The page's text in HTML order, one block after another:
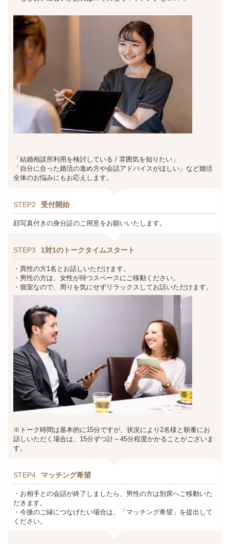
「結婚相談所利用を検討している / 雰囲気を知りたい」
「自分に合った婚活の進め方や会話アドバイスがほしい」など婚活
全体のお悩みにもお応えします。
STEP2 受付開始
顔写真付きの身分証のご用意をお願いいたします。
STEP3 1対1のトークタイムスタート
・異性の方1名とお話しいただけます。
・男性の方は、女性が待つスペースにご移動ください。
・個室なので、周りを気にせずリラックスしてお話いただけます。
※トーク時間は基本的に15分ですが、状況により2名様と順番にお
話しいただく場合は、15分ずつ計～45分程度かかることがございま
す。
STEP4 マッチング希望
・お相手との会話が終了しましたら、男性の方は別席へご移動いた
だきます。
・今後のご縁につなげたい場合は、「マッチング希望」を提出して
ください。